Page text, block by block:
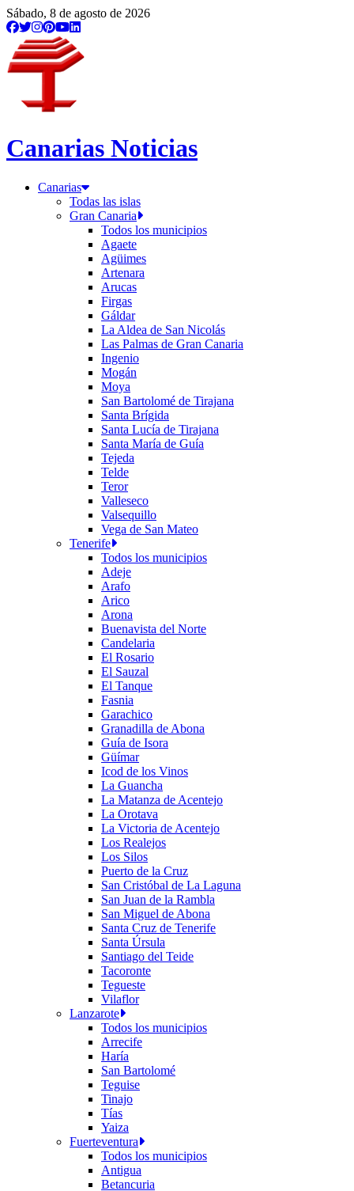
Sábado, 8 de agosto de 2026
Canarias Noticias
Canarias
Todas las islas
Gran Canaria
Todos los municipios
Agaete
Agüimes
Artenara
Arucas
Firgas
Gáldar
La Aldea de San Nicolás
Las Palmas de Gran Canaria
Ingenio
Mogán
Moya
San Bartolomé de Tirajana
Santa Brígida
Santa Lucía de Tirajana
Santa María de Guía
Tejeda
Telde
Teror
Valleseco
Valsequillo
Vega de San Mateo
Tenerife
Todos los municipios
Adeje
Arafo
Arico
Arona
Buenavista del Norte
Candelaria
El Rosario
El Sauzal
El Tanque
Fasnia
Garachico
Granadilla de Abona
Guía de Isora
Güímar
Icod de los Vinos
La Guancha
La Matanza de Acentejo
La Orotava
La Victoria de Acentejo
Los Realejos
Los Silos
Puerto de la Cruz
San Cristóbal de La Laguna
San Juan de la Rambla
San Miguel de Abona
Santa Cruz de Tenerife
Santa Úrsula
Santiago del Teide
Tacoronte
Tegueste
Vilaflor
Lanzarote
Todos los municipios
Arrecife
Haría
San Bartolomé
Teguise
Tinajo
Tías
Yaiza
Fuerteventura
Todos los municipios
Antigua
Betancuria